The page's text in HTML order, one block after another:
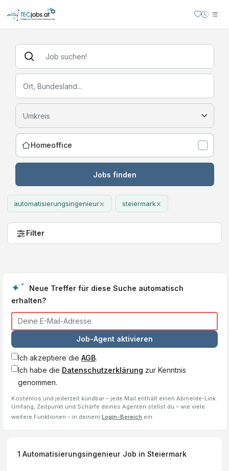
Homeoffice
Jobs finden
automatisierungsingenieur× steiermark×
Filter
Neue Treffer für diese Suche automatisch
erhalten?
Job-Agent aktivieren
Ich akzeptiere die AGB.
Ich habe die Datenschutzerklärung zur Kenntnis
genommen.
Kostenlos und jederzeit kündbar – jede Mail enthält einen Abmelde-Link.
Umfang, Zeitpunkt und Schärfe deines Agenten stellst du – wie viele
weitere Funktionen – in deinem Login-Bereich ein.
1 Automatisierungsingenieur Job in Steiermark